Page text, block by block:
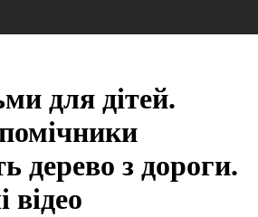
для дітей.
дерево з дороги.
відео